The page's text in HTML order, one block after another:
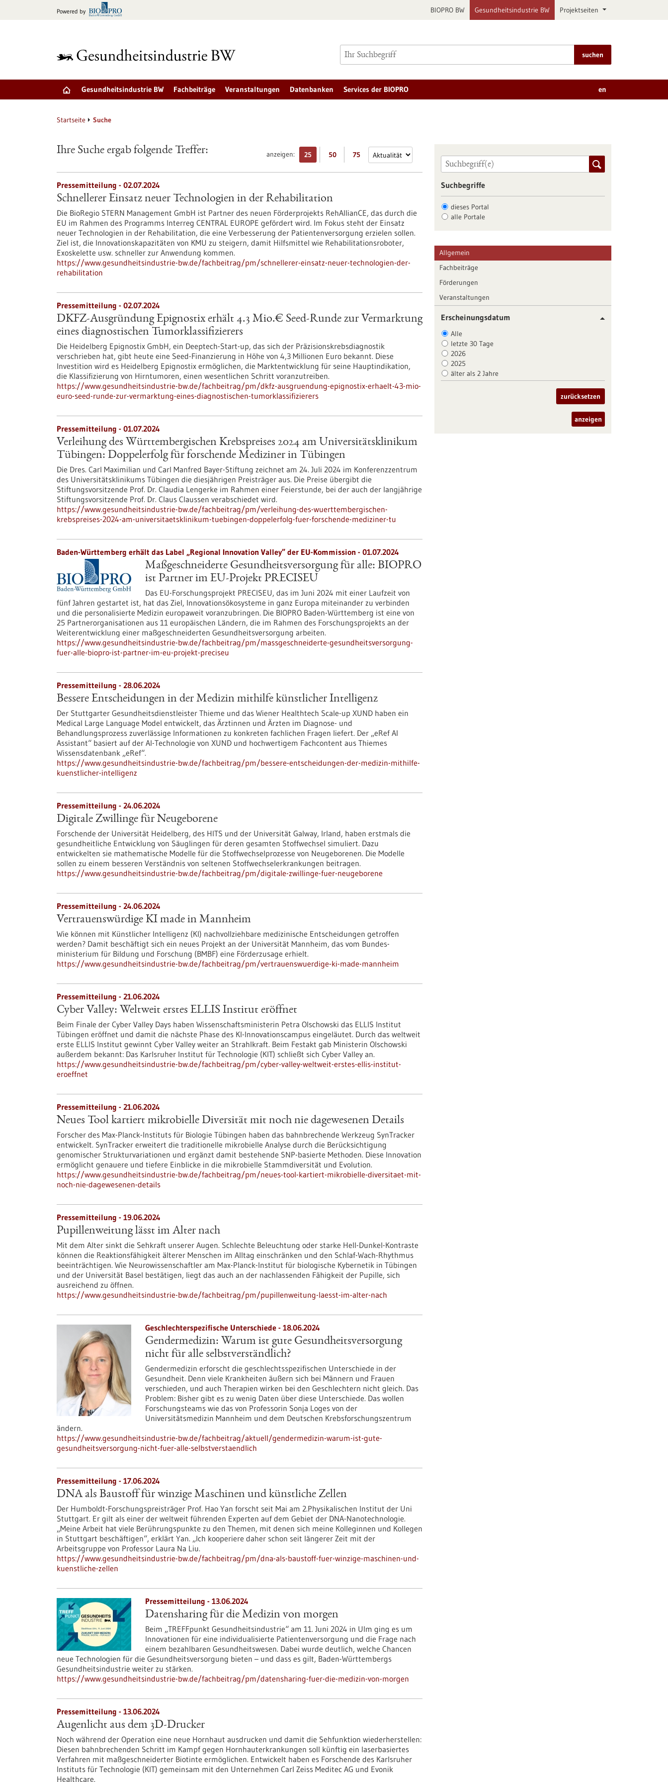
Powered by BIOPRO BW Gesundheitsindustrie BW Projektseiten
suchen
Gesundheitsindustrie BW Fachbeiträge Veranstaltungen Datenbanken Services der BIOPRO en
Startseite Suche
anzeigen: 25 50 75
Ihre Suche ergab folgende Treffer:
Pressemitteilung - 02.07.2024
Schnellerer Einsatz neuer Technologien in der Rehabilitation
Die BioRegio STERN Management GmbH ist Partner des neuen Förderprojekts RehAllianCE, das durch die
EU im Rahmen des Programms Interreg CENTRAL EUROPE gefördert wird. Im Fokus steht der Einsatz
neuer Technologien in der Rehabilitation, die eine Verbesserung der Patientenversorgung erzielen sollen.
Ziel ist, die Innovationskapazitäten von KMU zu steigern, damit Hilfsmittel wie Rehabilitationsroboter,
Exoskelette usw. schneller zur Anwendung kommen.
https://www.gesundheitsindustrie-bw.de/fachbeitrag/pm/schnellerer-einsatz-neuer-technologien-der-
rehabilitation
Pressemitteilung - 02.07.2024
DKFZ-Ausgründung Epignostix erhält 4.3 Mio.€ Seed-Runde zur Vermarktung
eines diagnostischen Tumorklassifizierers
Die Heidelberg Epignostix GmbH, ein Deeptech-Start-up, das sich der Präzisionskrebsdiagnostik
verschrieben hat, gibt heute eine Seed-Finanzierung in Höhe von 4,3 Millionen Euro bekannt. Diese
Investition wird es Heidelberg Epignostix ermöglichen, die Marktentwicklung für seine Hauptindikation,
die Klassifizierung von Hirntumoren, einen wesentlichen Schritt voranzutreiben.
https://www.gesundheitsindustrie-bw.de/fachbeitrag/pm/dkfz-ausgruendung-epignostix-erhaelt-43-mio-
euro-seed-runde-zur-vermarktung-eines-diagnostischen-tumorklassifizierers
Pressemitteilung - 01.07.2024
Verleihung des Württembergischen Krebspreises 2024 am Universitätsklinikum
Tübingen: Doppelerfolg für forschende Mediziner in Tübingen
Die Dres. Carl Maximilian und Carl Manfred Bayer-Stiftung zeichnet am 24. Juli 2024 im Konferenzzentrum
des Universitätsklinikums Tübingen die diesjährigen Preisträger aus. Die Preise übergibt die
Stiftungsvorsitzende Prof. Dr. Claudia Lengerke im Rahmen einer Feierstunde, bei der auch der langjährige
Stiftungsvorsitzende Prof. Dr. Claus Claussen verabschiedet wird.
https://www.gesundheitsindustrie-bw.de/fachbeitrag/pm/verleihung-des-wuerttembergischen-
krebspreises-2024-am-universitaetsklinikum-tuebingen-doppelerfolg-fuer-forschende-mediziner-tu
Baden-Württemberg erhält das Label „Regional Innovation Valley” der EU-Kommission - 01.07.2024
Maßgeschneiderte Gesundheitsversorgung für alle: BIOPRO
ist Partner im EU-Projekt PRECISEU
Das EU-Forschungsprojekt PRECISEU, das im Juni 2024 mit einer Laufzeit von
fünf Jahren gestartet ist, hat das Ziel, Innovationsökosysteme in ganz Europa miteinander zu verbinden
und die personalisierte Medizin europaweit voranzubringen. Die BIOPRO Baden-Württemberg ist eine von
25 Partnerorganisationen aus 11 europäischen Ländern, die im Rahmen des Forschungsprojekts an der
Weiterentwicklung einer maßgeschneiderten Gesundheitsversorgung arbeiten.
https://www.gesundheitsindustrie-bw.de/fachbeitrag/pm/massgeschneiderte-gesundheitsversorgung-
fuer-alle-biopro-ist-partner-im-eu-projekt-preciseu
Pressemitteilung - 28.06.2024
Bessere Entscheidungen in der Medizin mithilfe künstlicher Intelligenz
Der Stuttgarter Gesundheitsdienstleister Thieme und das Wiener Healthtech Scale-up XUND haben ein
Medical Large Language Model entwickelt, das Ärztinnen und Ärzten im Diagnose- und
Behandlungsprozess zuverlässige Informationen zu konkreten fachlichen Fragen liefert. Der „eRef AI
Assistant“ basiert auf der AI-Technologie von XUND und hochwertigem Fachcontent aus Thiemes
Wissensdatenbank „eRef“.
https://www.gesundheitsindustrie-bw.de/fachbeitrag/pm/bessere-entscheidungen-der-medizin-mithilfe-
kuenstlicher-intelligenz
Pressemitteilung - 24.06.2024
Digitale Zwillinge für Neugeborene
Forschende der Universität Heidelberg, des HITS und der Universität Galway, Irland, haben erstmals die
gesundheitliche Entwicklung von Säuglingen für deren gesamten Stoffwechsel simuliert. Dazu
entwickelten sie mathematische Modelle für die Stoffwechselprozesse von Neugeborenen. Die Modelle
sollen zu einem besseren Verständnis von seltenen Stoffwechselerkrankungen beitragen.
https://www.gesundheitsindustrie-bw.de/fachbeitrag/pm/digitale-zwillinge-fuer-neugeborene
Pressemitteilung - 24.06.2024
Vertrauenswürdige KI made in Mannheim
Wie können mit Künstlicher Intelligenz (KI) nachvollziehbare medizinische Entscheidungen getroffen
werden? Damit beschäftigt sich ein neues Projekt an der Universität Mannheim, das vom Bundes­
ministerium für Bildung und Forschung (BMBF) eine Förderzusage erhielt.
https://www.gesundheitsindustrie-bw.de/fachbeitrag/pm/vertrauenswuerdige-ki-made-mannheim
Pressemitteilung - 21.06.2024
Cyber Valley: Weltweit erstes ELLIS Institut eröffnet
Beim Finale der Cyber Valley Days haben Wissenschaftsministerin Petra Olschowski das ELLIS Institut
Tübingen eröffnet und damit die nächste Phase des KI-Innovationscampus eingeläutet. Durch das weltweit
erste ELLIS Institut gewinnt Cyber Valley weiter an Strahlkraft. Beim Festakt gab Ministerin Olschowski
außerdem bekannt: Das Karlsruher Institut für Technologie (KIT) schließt sich Cyber Valley an.
https://www.gesundheitsindustrie-bw.de/fachbeitrag/pm/cyber-valley-weltweit-erstes-ellis-institut-
eroeffnet
Pressemitteilung - 21.06.2024
Neues Tool kartiert mikrobielle Diversität mit noch nie dagewesenen Details
Forscher des Max-Planck-Instituts für Biologie Tübingen haben das bahnbrechende Werkzeug SynTracker
entwickelt. SynTracker erweitert die traditionelle mikrobielle Analyse durch die Berücksichtigung
genomischer Strukturvariationen und ergänzt damit bestehende SNP-basierte Methoden. Diese Innovation
ermöglicht genauere und tiefere Einblicke in die mikrobielle Stammdiversität und Evolution.
https://www.gesundheitsindustrie-bw.de/fachbeitrag/pm/neues-tool-kartiert-mikrobielle-diversitaet-mit-
noch-nie-dagewesenen-details
Pressemitteilung - 19.06.2024
Pupillenweitung lässt im Alter nach
Mit dem Alter sinkt die Sehkraft unserer Augen. Schlechte Beleuchtung oder starke Hell-Dunkel-Kontraste
können die Reaktionsfähigkeit älterer Menschen im Alltag einschränken und den Schlaf-Wach-Rhythmus
beeinträchtigen. Wie Neurowissenschaftler am Max-Planck-Institut für biologische Kybernetik in Tübingen
und der Universität Basel bestätigen, liegt das auch an der nachlassenden Fähigkeit der Pupille, sich
ausreichend zu öffnen.
https://www.gesundheitsindustrie-bw.de/fachbeitrag/pm/pupillenweitung-laesst-im-alter-nach
Geschlechterspezifische Unterschiede - 18.06.2024
Gendermedizin: Warum ist gute Gesundheitsversorgung
nicht für alle selbstverständlich?
Gendermedizin erforscht die geschlechtsspezifischen Unterschiede in der
Gesundheit. Denn viele Krankheiten äußern sich bei Männern und Frauen
verschieden, und auch Therapien wirken bei den Geschlechtern nicht gleich. Das
Problem: Bisher gibt es zu wenig Daten über diese Unterschiede. Das wollen
Forschungsteams wie das von Professorin Sonja Loges von der
Universitätsmedizin Mannheim und dem Deutschen Krebsforschungszentrum
ändern.
https://www.gesundheitsindustrie-bw.de/fachbeitrag/aktuell/gendermedizin-warum-ist-gute-
gesundheitsversorgung-nicht-fuer-alle-selbstverstaendlich
Pressemitteilung - 17.06.2024
DNA als Baustoff für winzige Maschinen und künstliche Zellen
Der Humboldt-Forschungspreisträger Prof. Hao Yan forscht seit Mai am 2.Physikalischen Institut der Uni
Stuttgart. Er gilt als einer der weltweit führenden Experten auf dem Gebiet der DNA-Nanotechnologie.
„Meine Arbeit hat viele Berührungspunkte zu den Themen, mit denen sich meine Kolleginnen und Kollegen
in Stuttgart beschäftigen“, erklärt Yan. „Ich kooperiere daher schon seit längerer Zeit mit der
Arbeitsgruppe von Professor Laura Na Liu.
https://www.gesundheitsindustrie-bw.de/fachbeitrag/pm/dna-als-baustoff-fuer-winzige-maschinen-und-
kuenstliche-zellen
Pressemitteilung - 13.06.2024
Datensharing für die Medizin von morgen
Beim „TREFFpunkt Gesundheitsindustrie“ am 11. Juni 2024 in Ulm ging es um
Innovationen für eine individualisierte Patientenversorgung und die Frage nach
einem bezahlbaren Gesundheitswesen. Dabei wurde deutlich, welche Chancen
neue Technologien für die Gesundheitsversorgung bieten – und dass es gilt, Baden-Württembergs
Gesundheitsindustrie weiter zu stärken.
https://www.gesundheitsindustrie-bw.de/fachbeitrag/pm/datensharing-fuer-die-medizin-von-morgen
Pressemitteilung - 13.06.2024
Augenlicht aus dem 3D-Drucker
Noch während der Operation eine neue Hornhaut ausdrucken und damit die Sehfunktion wiederherstellen:
Diesen bahnbrechenden Schritt im Kampf gegen Hornhauterkrankungen soll künftig ein laserbasiertes
Verfahren mit maßgeschneiderter Biotinte ermöglichen. Entwickelt haben es Forschende des Karlsruher
Instituts für Technologie (KIT) gemeinsam mit den Unternehmen Carl Zeiss Meditec AG und Evonik
Healthcare.
Suchbegriffe
dieses Portal
alle Portale
Allgemein
Fachbeiträge
Förderungen
Veranstaltungen
Erscheinungsdatum
Alle
letzte 30 Tage
2026
2025
älter als 2 Jahre
zurücksetzen
anzeigen